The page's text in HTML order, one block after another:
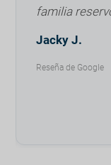
familia
Jacky J.
Reseña de Google